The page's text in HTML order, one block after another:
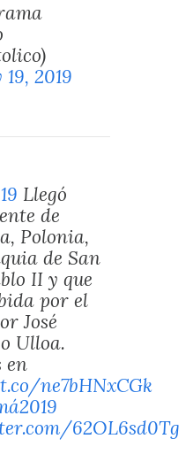
2019
Llegó
de
Polonia,
de San
II y que
por el
José
Ulloa.
en
ne7bHNxCGk
62OL6sd0Tg